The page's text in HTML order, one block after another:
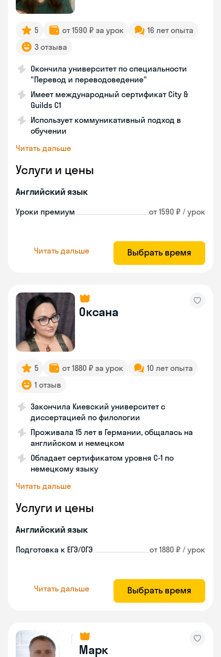
5 от 1590 ₽ за урок
16 лет опыта
3 отзыва
Окончила университет по специальности
"Перевод и переводоведение"
Имеет международный сертификат City &
Guilds C1
Использует коммуникативный подход в
обучении
Читать дальше
Услуги и цены
Английский язык
Уроки премиум от 1590 ₽ / урок
Читать дальше Выбрать время
Оксана
5 от 1880 ₽ за урок
10 лет опыта
1 отзыв
Закончила Киевский университет с
диссертацией по филологии
Проживала 15 лет в Германии, общалась на
английском и немецком
Обладает сертификатом уровня C-1 по
немецкому языку
Читать дальше
Услуги и цены
Английский язык
Подготовка к ЕГЭ/ОГЭ от 1880 ₽ / урок
Читать дальше Выбрать время
Марк